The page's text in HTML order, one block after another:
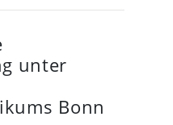
unter
Bonn